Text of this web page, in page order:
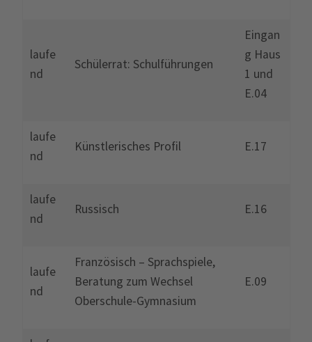
laufe
nd
Schülerrat: Schulführungen
Eingan
g Haus
1 und
E.04
laufe
nd
Künstlerisches Profil E.17
laufe
nd
Russisch E.16
laufe
nd
Französisch – Sprachspiele,
Beratung zum Wechsel
Oberschule-Gymnasium
E.09